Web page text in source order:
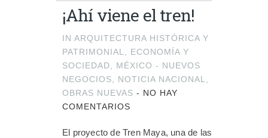
¡Ahí viene el tren!
IN ARQUITECTURA HISTÓRICA Y
PATRIMONIAL
ECONOMÍA Y
SOCIEDAD
MÉXICO - NUEVOS
NEGOCIOS
NOTICIA NACIONAL
OBRAS NUEVAS - NO HAY
COMENTARIOS
El proyecto de Tren Maya, una de las